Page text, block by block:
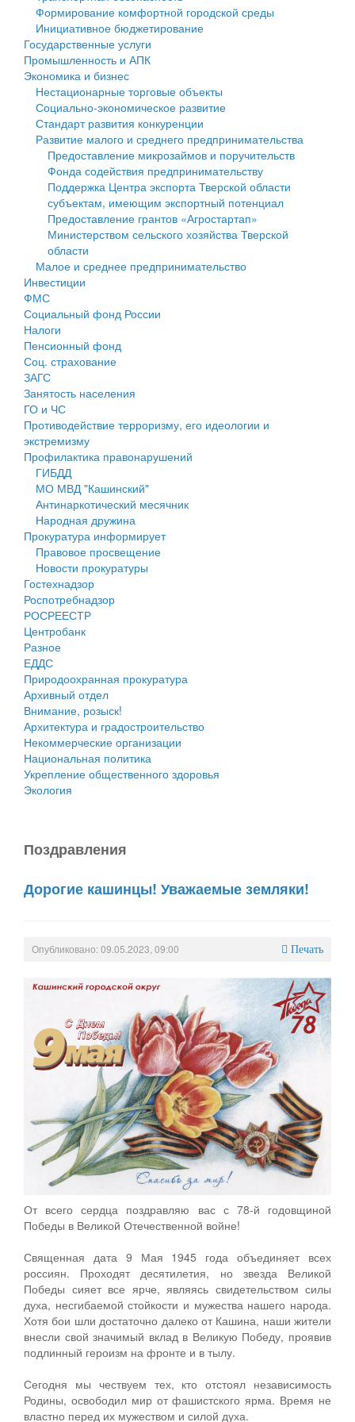
Государственные услуги
Промышленность и АПК
Экономика и бизнес
Символика
Устав
Гостям округа
Туризм
Культура
Образование
Здравоохранение
Социальная защита
Фотоальбом
муниципального округа Тверской области
Администрация Кашинского муниципального округа
Тверской области
Управление сельскими территориями
Открытые данные
Работа с обращениями граждан
Муниципальный контроль
Муниципальные услуги
Проекты административных регламентов
Антимонопольный комплаенс
Противодействие коррупции
Финансовое управление
Бюджет для граждан
Имущество
Выявление правообладателей ранее учтенных
объектов недвижимости
Имущественная поддержка субъектов малого и
среднего предпринимательства
Информационная поддержка субъектов малого и
среднего предпринимательства
Муниципальные программы
Контрольно-счетная палата
Персональные данные
Оценка регулирующего воздействия
Деятельность МУ
Нормативы градостроительного проектирования
Правила землепользования и застройки
Генеральные планы
Проекты планировки территории
Собрание депутатов
Городское поселение
Сельские поселения
Формирование комфортной городской среды
Инициативное бюджетирование
Государственные услуги
Промышленность и АПК
Экономика и бизнес
Нестационарные торговые объекты
Социально-экономическое развитие
Стандарт развития конкуренции
Развитие малого и среднего предпринимательства
Предоставление микрозаймов и поручительств
Фонда содействия предпринимательству
Поддержка Центра экспорта Тверской области
субъектам, имеющим экспортный потенциал
Предоставление грантов «Агростартап»
Министерством сельского хозяйства Тверской
области
Малое и среднее предпринимательство
Инвестиции
ФМС
Социальный фонд России
Налоги
Пенсионный фонд
Соц. страхование
ЗАГС
Занятость населения
ГО и ЧС
Противодействие терроризму, его идеологии и
экстремизму
Профилактика правонарушений
ГИБДД
МО МВД "Кашинский"
Антинаркотический месячник
Народная дружина
Прокуратура информирует
Правовое просвещение
Новости прокуратуры
Гостехнадзор
Роспотребнадзор
РОСРЕЕСТР
Центробанк
Разное
ЕДДС
Природоохранная прокуратура
Архивный отдел
Внимание, розыск!
Архитектура и градостроительство
Некоммерческие организации
Национальная политика
Укрепление общественного здоровья
Экология
Поздравления
Дорогие кашинцы! Уважаемые земляки!
Опубликовано: 09.05.2023, 09:00 Печать
От всего сердца поздравляю вас с 78-й годовщиной
Победы в Великой Отечественной войне!
Священная дата 9 Мая 1945 года объединяет всех
россиян. Проходят десятилетия, но звезда Великой
Победы сияет все ярче, являясь свидетельством силы
духа, несгибаемой стойкости и мужества нашего народа.
Хотя бои шли достаточно далеко от Кашина, наши жители
внесли свой значимый вклад в Великую Победу, проявив
подлинный героизм на фронте и в тылу.
Сегодня мы чествуем тех, кто отстоял независимость
Родины, освободил мир от фашистского ярма. Время не
властно перед их мужеством и силой духа.